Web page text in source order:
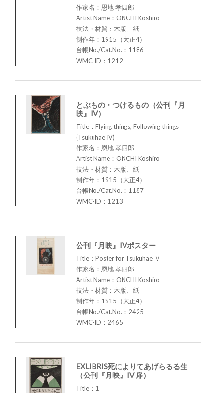
作家名：恩地 孝四郎
Artist Name：ONCHI Koshiro
技法・材質：木版、紙
制作年：1915（大正4）
台帳No./Cat.No.：1186
WMC-ID：1212
とぶもの・つけるもの（公刊『月
映』IV）
Title：Flying things, Following things
(Tsukuhae IV)
作家名：恩地 孝四郎
Artist Name：ONCHI Koshiro
技法・材質：木版、紙
制作年：1915（大正4）
台帳No./Cat.No.：1187
WMC-ID：1213
公刊『月映』IVポスター
Title：Poster for Tsukuhae Ⅳ
作家名：恩地 孝四郎
Artist Name：ONCHI Koshiro
技法・材質：木版、紙
制作年：1915（大正4）
台帳No./Cat.No.：2425
WMC-ID：2465
EXLIBRIS死によりてあげらるる生
（公刊『月映』IV 扉）
Title：1